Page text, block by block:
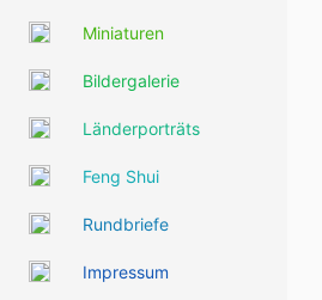
Miniaturen
Bildergalerie
Länderporträts
Feng Shui
Rundbriefe
Impressum